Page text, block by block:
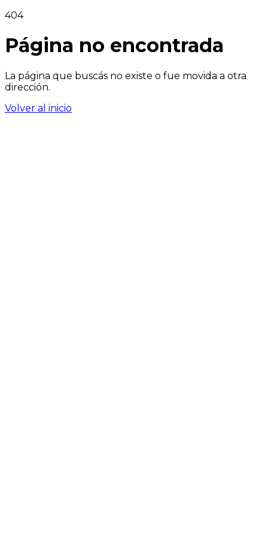
404
Página no encontrada
La página que buscás no existe o fue movida a otra
dirección.
Volver al inicio